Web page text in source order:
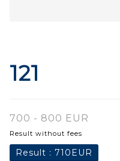
121
700 - 800 EUR
Result without fees
Result : 710EUR